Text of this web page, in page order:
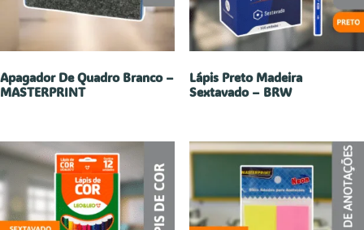
Apagador De Quadro Branco –
MASTERPRINT
Lápis Preto Madeira
Sextavado – BRW